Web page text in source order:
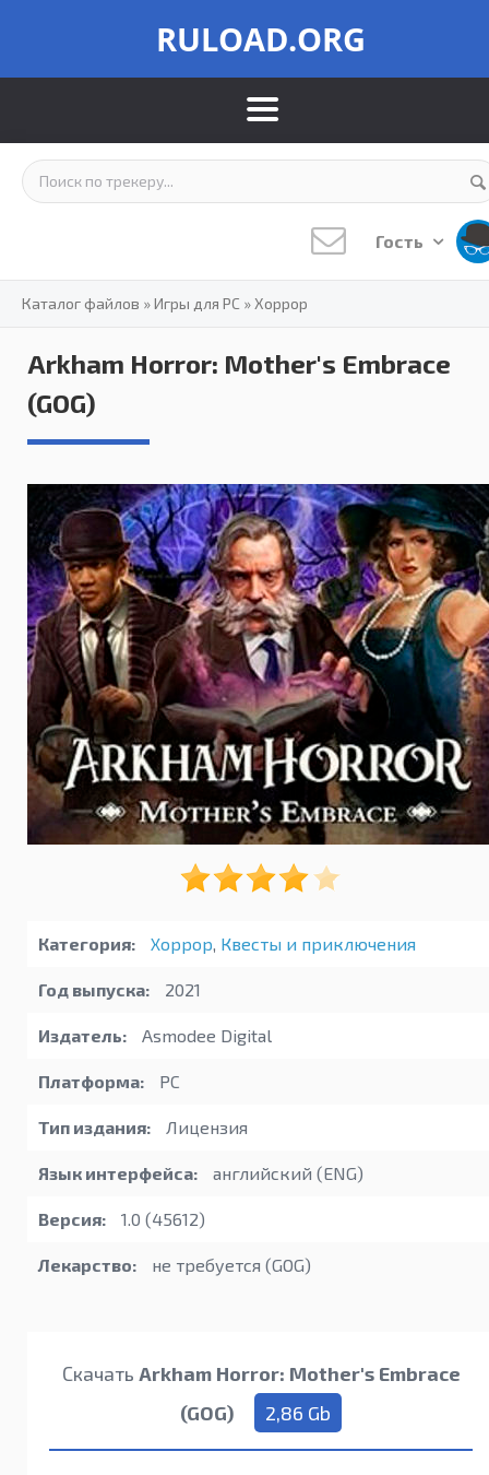
RULOAD.ORG
Гость
Каталог файлов »Игры для PC »Хоррор
Arkham Horror: Mother's Embrace
(GOG)
Категория: Хоррор, Квесты и приключения
Год выпуска: 2021
Издатель: Asmodee Digital
Платформа: PC
Тип издания: Лицензия
Язык интерфейса: английский (ENG)
Версия: 1.0 (45612)
Лекарство: не требуется (GOG)
Скачать Arkham Horror: Mother's Embrace
(GOG)
2,86 Gb